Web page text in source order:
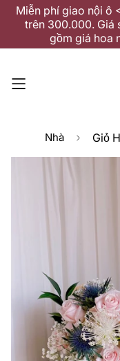
Miễn phí giao nội ô
trên 300.000. Giá
gồm giá hoa
Nhà Giỏ